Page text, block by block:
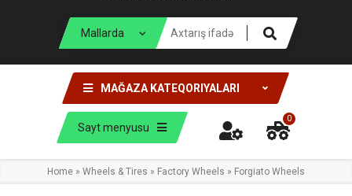
MAĞAZA KATEQORIYALARI
Sayt menyusu
0
Home » Wheels & Tires » Factory Wheels » Forgiato Wheels